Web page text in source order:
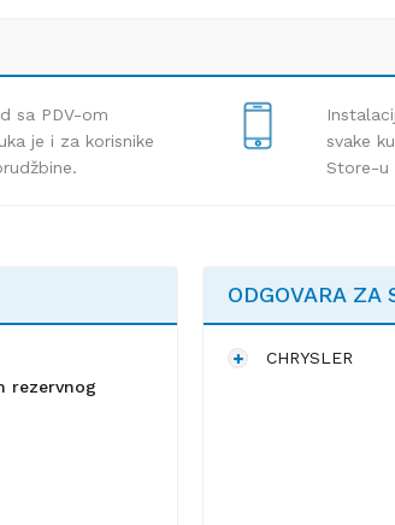
sa PDV-om
je i za korisnike
svake
Store-u
rezervnog
ODGOVARA ZA
CHRYSLER